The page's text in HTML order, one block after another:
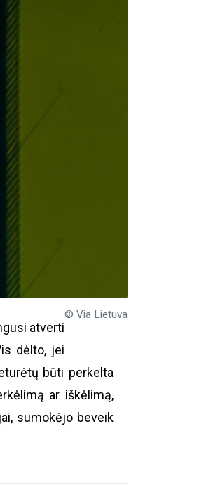
© Via Lietuva
atverti
dėlto, jei
būti perkelta
ar iškėlimą,
sumokėjo beveik